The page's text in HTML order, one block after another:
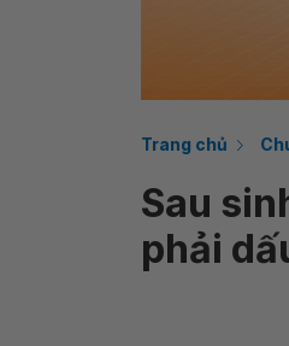
Trang chủ
Sau
phải